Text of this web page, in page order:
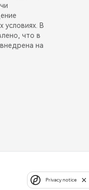
условиях. В
что в
на
Privacy notice